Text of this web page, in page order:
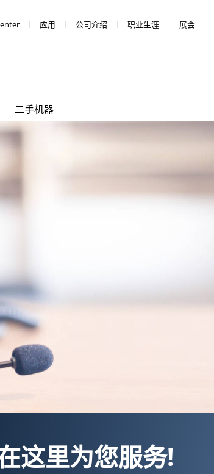
应用 公司介绍 职业生涯 展会
二手机器
这里为您服务!